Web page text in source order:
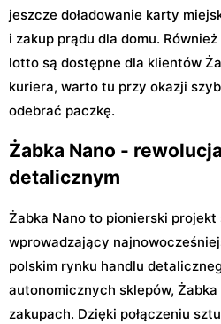
jeszcze doładowanie karty
i zakup prądu dla domu.
lotto są dostępne dla klientów
kuriera, warto tu przy okazji
odebrać paczkę.
Żabka Nano -
detalicznym
Żabka Nano to pionierski projekt
wprowadzający
polskim rynku handlu
autonomicznych sklepów,
zakupach. Dzięki połączeniu